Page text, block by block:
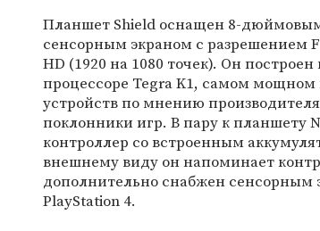
Планшет Shield оснащен 8-
сенсорным экраном с разрешением
HD (1920 на 1080 точек). Он построен
процессоре Tegra K1, самом
устройств по мнению
поклонники игр. В пару к планшету
контроллер со встроенным
внешнему виду он напоминает
дополнительно снабжен сенсорным
PlayStation 4.